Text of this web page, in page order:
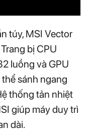
túy, MSI Vector
bị CPU
luồng và GPU
sánh ngang
thống tản nhiệt
giúp máy duy trì
dài.